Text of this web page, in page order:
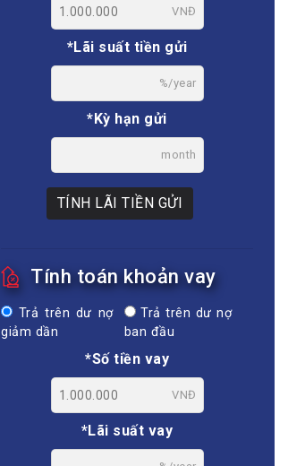
VNĐ
*Lãi suất tiền gửi
%/year
*Kỳ hạn gửi
month
TÍNH LÃI TIỀN GỬI
Tính toán khoản vay
Trả trên dư nợ
giảm dần
Trả trên dư nợ
ban đầu
*Số tiền vay
VNĐ
*Lãi suất vay